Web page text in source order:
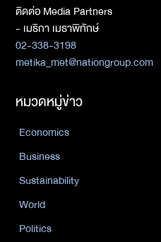
ติดต่อ Media Partners
- เมธิกา เมธาพิทักษ์
02-338-3198
metika_met@nationgroup.com
หมวดหมู่ข่าว
Economics
Business
Sustainability
World
Politics